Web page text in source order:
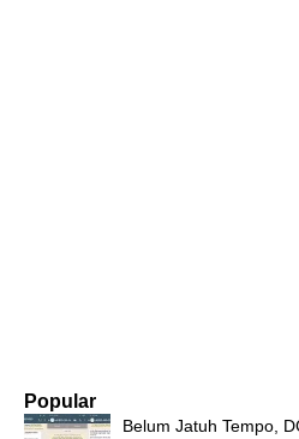
Popular
Belum Jatuh Tempo,